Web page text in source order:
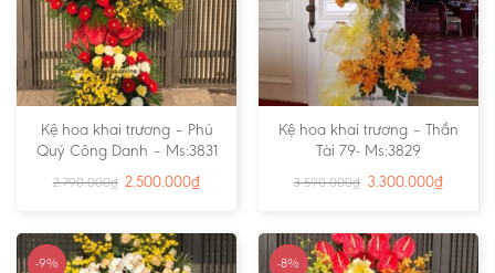
Kệ hoa khai trương – Phú
Quý Công Danh – Ms:3831
2.790.000₫ 2.500.000₫
Kệ hoa khai trương – Thần
Tài 79- Ms:3829
3.590.000₫ 3.300.000₫
-9% -8%